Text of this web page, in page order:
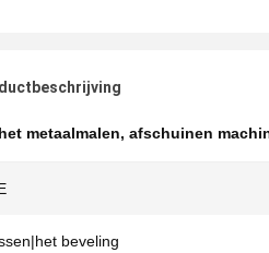
metaalmalen, afschuinen
beveling